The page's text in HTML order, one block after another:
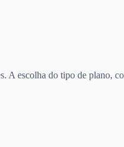
A escolha do tipo de plano,